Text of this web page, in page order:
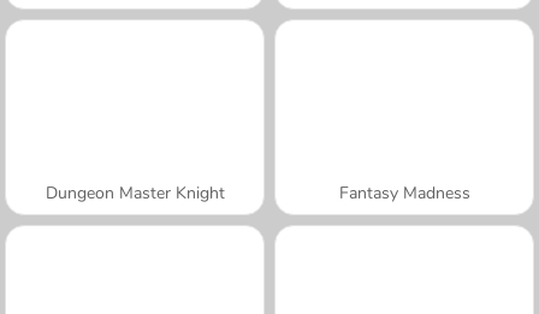
Dungeon Master Knight Fantasy Madness